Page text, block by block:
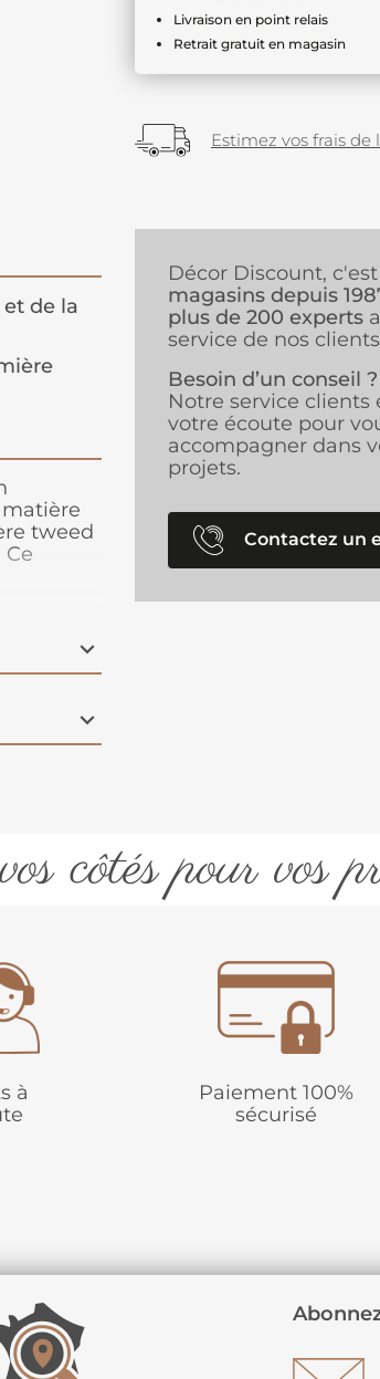
Livraison en point relais
Retrait gratuit en magasin
Estimez vos frais de
de la
tweed
Décor Discount, c'est
magasins depuis
plus de 200 experts
service de nos
Besoin d’un conseil ?
Notre service clients
votre écoute pour
accompagner dans
projets.
Contactez un
côtés pour vos
à
Paiement 100%
sécurisé